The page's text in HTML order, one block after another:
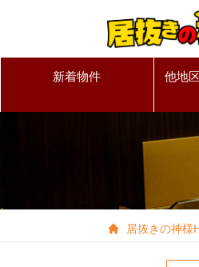
新着物件
他地
居抜きの神様